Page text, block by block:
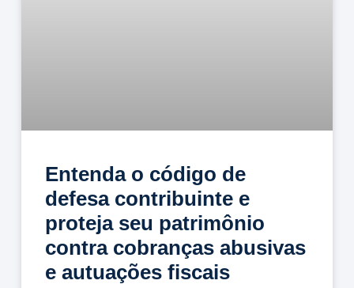
Entenda o código de
defesa contribuinte e
proteja seu patrimônio
contra cobranças abusivas
e autuações fiscais